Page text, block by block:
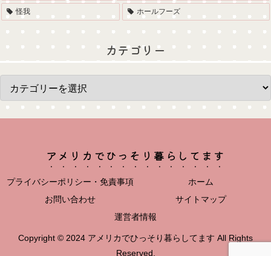
怪我 ホールフーズ
カテゴリー
アメリカでひっそり暮らしてます
プライバシーポリシー・免責事項
ホーム
お問い合わせ
サイトマップ
運営者情報
Copyright © 2024 アメリカでひっそり暮らしてます All Rights
Reserved.